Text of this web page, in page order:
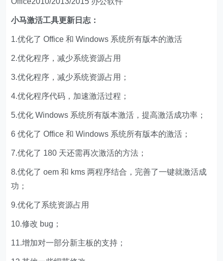
小马激活工具更新日志：
1.优化了 Office 和 Windows 系统所有版本的激活
2.优化程序，减少系统资源占用
3.优化程序，减少系统资源占用；
4.优化程序代码，加速激活过程；
5.优化 Windows 系统所有版本激活，提高激活成功率；
6 优化了 Office 和 Windows 系统所有版本的激活；
7.优化了 180 天还需再次激活的方法；
8.优化了 oem 和 kms 两程序结合，完善了一键就激活成
功；
9.优化了系统资源占用
10.修改 bug；
11.增加对一部分新主板的支持；